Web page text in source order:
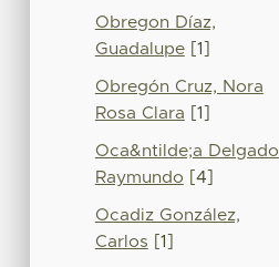
Obregon Díaz,
Guadalupe[1]
Obregón Cruz, Nora
Rosa Clara [1]
Oca&ntilde;a Delgado
Raymundo [4]
Ocadiz González,
Carlos [1]